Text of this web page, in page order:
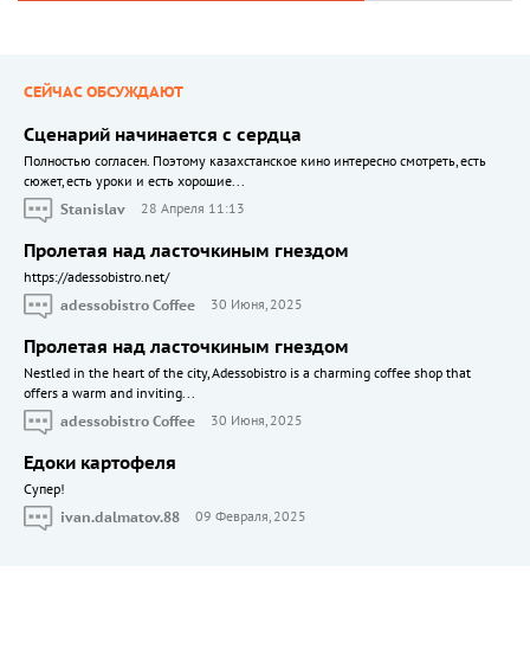
СЕЙЧАС ОБСУЖДАЮТ
Сценарий начинается с сердца
Полностью согласен. Поэтому казахстанское кино интересно смотреть, есть
сюжет, есть уроки и есть хорошие...
Stanislav
28 Апреля 11:13
Пролетая над ласточкиным гнездом
https://adessobistro.net/
adessobistro Coffee
30 Июня, 2025
Пролетая над ласточкиным гнездом
Nestled in the heart of the city, Adessobistro is a charming coffee shop that
offers a warm and inviting...
adessobistro Coffee
30 Июня, 2025
Едоки картофеля
Cупер!
ivan.dalmatov.88
09 Февраля, 2025